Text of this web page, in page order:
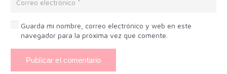
Guarda mi nombre, correo electrónico y web en este
navegador para la próxima vez que comente.
Publicar el comentario